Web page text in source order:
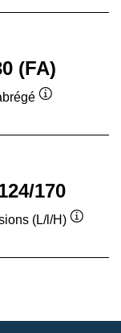
(FA)
170
(L/l/H)